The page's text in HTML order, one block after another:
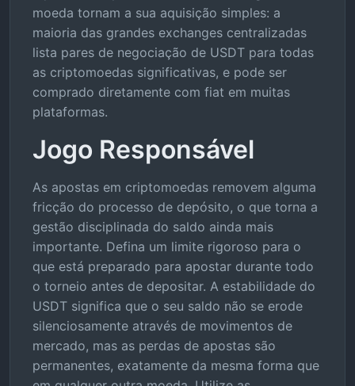
moeda tornam a sua aquisição simples: a
maioria das grandes exchanges centralizadas
lista pares de negociação de USDT para todas
as criptomoedas significativas, e pode ser
comprado diretamente com fiat em muitas
plataformas.
Jogo Responsável
As apostas em criptomoedas removem alguma
fricção do processo de depósito, o que torna a
gestão disciplinada do saldo ainda mais
importante. Defina um limite rigoroso para o
que está preparado para apostar durante todo
o torneio antes de depositar. A estabilidade do
USDT significa que o seu saldo não se erode
silenciosamente através de movimentos de
mercado, mas as perdas de apostas são
permanentes, exatamente da mesma forma que